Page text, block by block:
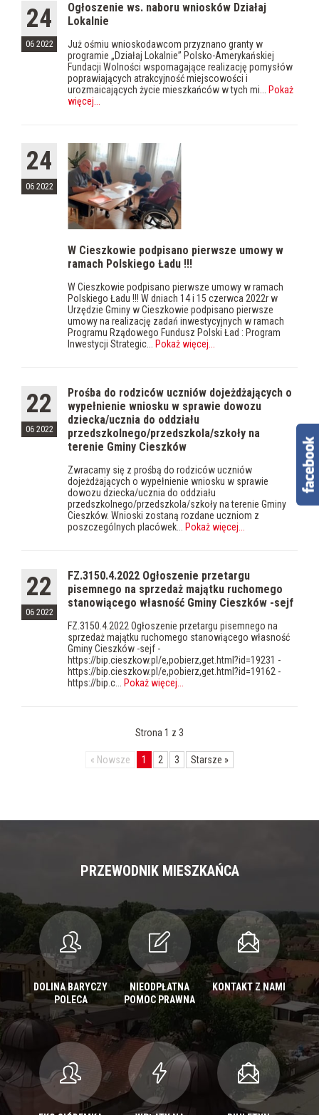
24
06 2022
Ogłoszenie ws. naboru wniosków Działaj
Lokalnie
Już ośmiu wnioskodawcom przyznano granty w
programie „Działaj Lokalnie” Polsko-Amerykańskiej
Fundacji Wolności wspomagające realizację pomysłów
poprawiających atrakcyjność miejscowości i
urozmaicających życie mieszkańców w tych mi...
Pokaż
więcej
24
06 2022
W Cieszkowie podpisano pierwsze umowy w
ramach Polskiego Ładu !!!
W Cieszkowie podpisano pierwsze umowy w ramach
Polskiego Ładu !!! W dniach 14 i 15 czerwca 2022r w
Urzędzie Gminy w Cieszkowie podpisano pierwsze
umowy na realizację zadań inwestycyjnych w ramach
Programu Rządowego Fundusz Polski Ład : Program
Inwestycji Strategic...
Pokaż więcej
22
06 2022
Prośba do rodziców uczniów dojeżdżających o
wypełnienie wniosku w sprawie dowozu
dziecka/ucznia do oddziału
przedszkolnego/przedszkola/szkoły na
terenie Gminy Cieszków
Zwracamy się z prośbą do rodziców uczniów
dojeżdżających o wypełnienie wniosku w sprawie
dowozu dziecka/ucznia do oddziału
przedszkolnego/przedszkola/szkoły na terenie Gminy
Cieszków. Wnioski zostaną rozdane uczniom z
poszczególnych placówek...
Pokaż więcej
22
06 2022
FZ.3150.4.2022 Ogłoszenie przetargu
pisemnego na sprzedaż majątku ruchomego
stanowiącego własność Gminy Cieszków -sejf
FZ.3150.4.2022 Ogłoszenie przetargu pisemnego na
sprzedaż majątku ruchomego stanowiącego własność
Gminy Cieszków -sejf -
https://bip.cieszkow.pl/e,pobierz,get.html?id=19231 -
https://bip.cieszkow.pl/e,pobierz,get.html?id=19162 -
https://bip.c...
Pokaż więcej
Strona 1 z 3
« Nowsze 1 2 3 Starsze »
PRZEWODNIK MIESZKAŃCA
DOLINA BARYCZY
POLECA
NIEODPŁATNA
POMOC PRAWNA
KONTAKT Z NAMI